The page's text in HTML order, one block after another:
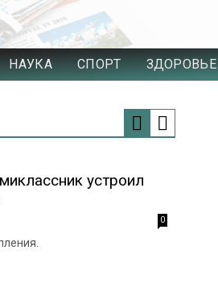
НАУКА СПОРТ ЗДОРОВЬЕ
устроил
0